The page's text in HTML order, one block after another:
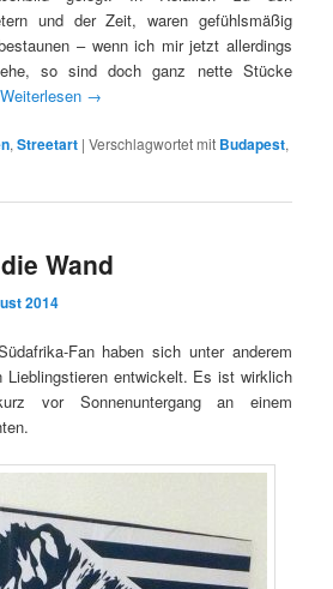
und der Zeit, waren gefühlsmäßig
– wenn ich mir jetzt allerdings
so sind doch ganz nette Stücke
Weiterlesen →
,Streetart |Verschlagwortet mit Budapest,
Wand
2014
Fan haben sich unter anderem
Lieblingstieren entwickelt. Es ist wirklich
vor Sonnenuntergang an einem